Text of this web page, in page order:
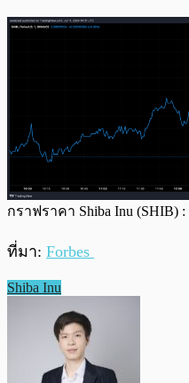
กราฟราคา Shiba Inu (SHIB) :
ที่มา: Forbes
Shiba Inu